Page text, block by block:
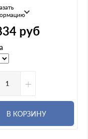
руб
+
В КОРЗИНУ